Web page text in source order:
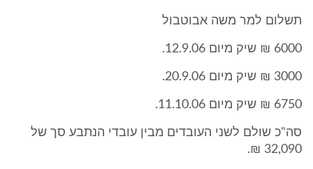
תשלום למר משה אבוטבול
6000 ₪ שיק מיום 12.9.06.
3000 ₪ שיק מיום 20.9.06.
6750 ₪ שיק מיום 11.10.06.
סה"כ שולם לשני העובדים מבין עובדי הנתבע סך של
32,090 ₪.